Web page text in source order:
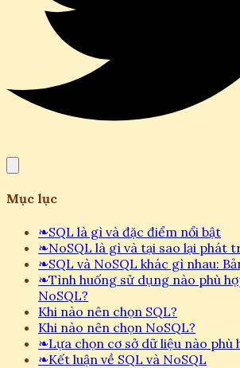
Mục lục
❧SQL là gì và đặc điểm nổi bật
❧NoSQL là gì và tại sao lại phát
❧SQL và NoSQL khác gì nhau:
❧Tình huống sử dụng nào phù
NoSQL?
Khi nào nên chọn SQL?
Khi nào nên chọn NoSQL?
❧Lựa chọn cơ sở dữ liệu nào phù
❧Kết luận về SQL và NoSQL